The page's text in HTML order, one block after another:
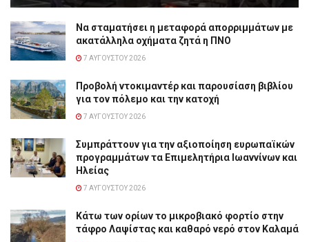
Να σταματήσει η μεταφορά απορριμμάτων με
ακατάλληλα οχήματα ζητά η ΠΝΟ
7 ΑΥΓΟΎΣΤΟΥ 2026
Προβολή ντοκιμαντέρ και παρουσίαση βιβλίου
για τον πόλεμο και την κατοχή
7 ΑΥΓΟΎΣΤΟΥ 2026
Συμπράττουν για την αξιοποίηση ευρωπαϊκών
προγραμμάτων τα Επιμελητήρια Ιωαννίνων και
Ηλείας
7 ΑΥΓΟΎΣΤΟΥ 2026
Κάτω των ορίων το μικροβιακό φορτίο στην
τάφρο Λαψίστας και καθαρό νερό στον Καλαμά